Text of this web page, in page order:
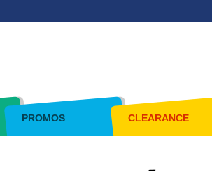
PROMOS CLEARANCE